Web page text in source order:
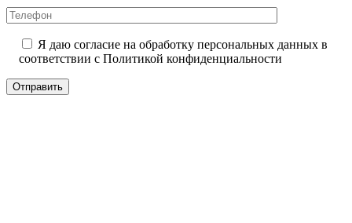
Я даю согласие на обработку персональных данных в
соответствии с Политикой конфиденциальности